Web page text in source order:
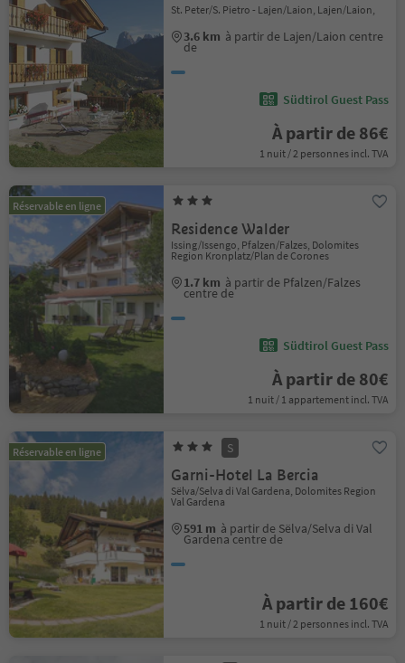
St. Peter/S. Pietro - Lajen/Laion, Lajen/Laion,
3.6 km à partir de Lajen/Laion centre
de
Südtirol Guest Pass
À partir de 86€
1 nuit / 2 personnes incl. TVA
Réservable en ligne
Residence Walder
Issing/Issengo, Pfalzen/Falzes, Dolomites
Region Kronplatz/Plan de Corones
1.7 km à partir de Pfalzen/Falzes
centre de
Südtirol Guest Pass
À partir de 80€
1 nuit / 1 appartement incl. TVA
Réservable en ligne S
Garni-Hotel La Bercia
Sëlva/Selva di Val Gardena, Dolomites Region
Val Gardena
591 m à partir de Sëlva/Selva di Val
Gardena centre de
À partir de 160€
1 nuit / 2 personnes incl. TVA